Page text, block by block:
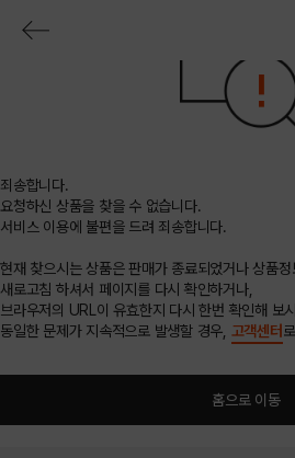
죄송합니다.
요청하신 상품을 찾을 수 없습니다.
서비스 이용에 불편을 드려 죄송합니다.
현재 찾으시는 상품은 판매가 종료되었거나 상품
새로고침 하셔서 페이지를 다시 확인하거나,
브라우저의 URL이 유효한지 다시 한번 확인해 보
동일한 문제가 지속적으로 발생할 경우, 고객센터
홈으로 이동